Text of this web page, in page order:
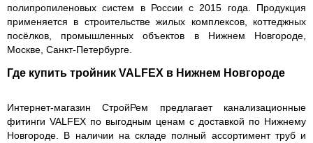
полипропиленовых систем в России с 2015 года. Продукция
применяется в строительстве жилых комплексов, коттеджных
посёлков, промышленных объектов в Нижнем Новгороде,
Москве, Санкт-Петербурге.
Где купить тройник VALFEX в Нижнем Новгороде
Интернет-магазин СтройРем предлагает канализационные
фитинги VALFEX по выгодным ценам с доставкой по Нижнему
Новгороде. В наличии на складе полный ассортимент труб и